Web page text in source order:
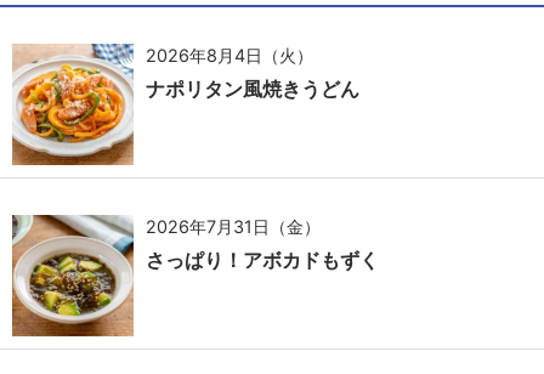
2026年8月4日（火）
ナポリタン風焼きうどん
2026年7月31日（金）
さっぱり！アボカドもずく